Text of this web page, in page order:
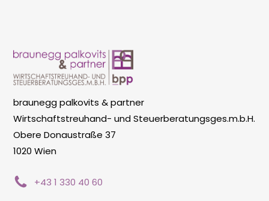
braunegg palkovits & partner
Wirtschaftstreuhand- und Steuerberatungsges.m.b.H.
Obere Donaustraße 37
1020 Wien
+43 1 330 40 60